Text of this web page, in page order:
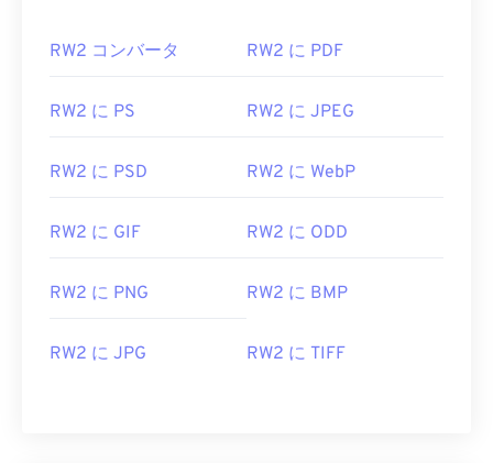
RW2 コンバータ RW2 に PDF
RW2 に PS RW2 に JPEG
RW2 に PSD RW2 に WebP
RW2 に GIF RW2 に ODD
RW2 に PNG RW2 に BMP
RW2 に JPG RW2 に TIFF